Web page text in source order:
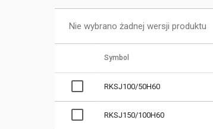
Nie wybrano żadnej wersji produktu
Symbol
RKSJ100/50H60
RKSJ150/100H60